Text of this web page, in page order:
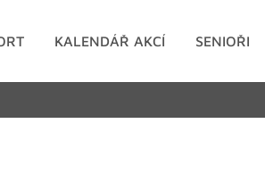
KALENDÁŘ AKCÍ SENIOŘI